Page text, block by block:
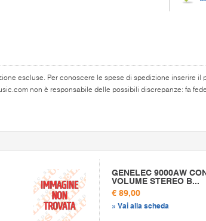
escluse. Per conoscere le spese di spedizione inserire il
non è responsabile delle possibili discrepanze: fa
GENELEC 9000AW
VOLUME STEREO B...
€ 89,00
» Vai alla scheda